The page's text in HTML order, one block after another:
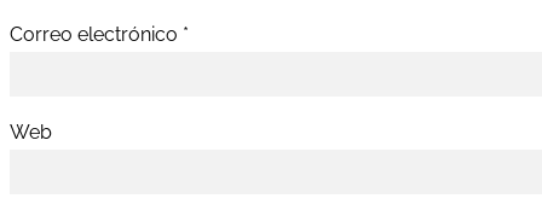
Correo electrónico *
Web